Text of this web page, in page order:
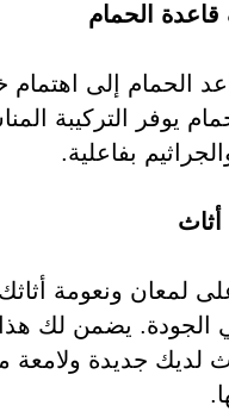
الحمام إلى
يوفر التركيبة
بفاعلية.
لمعان ونعومة
الجودة. يضمن لك
لديك جديدة ولامعة